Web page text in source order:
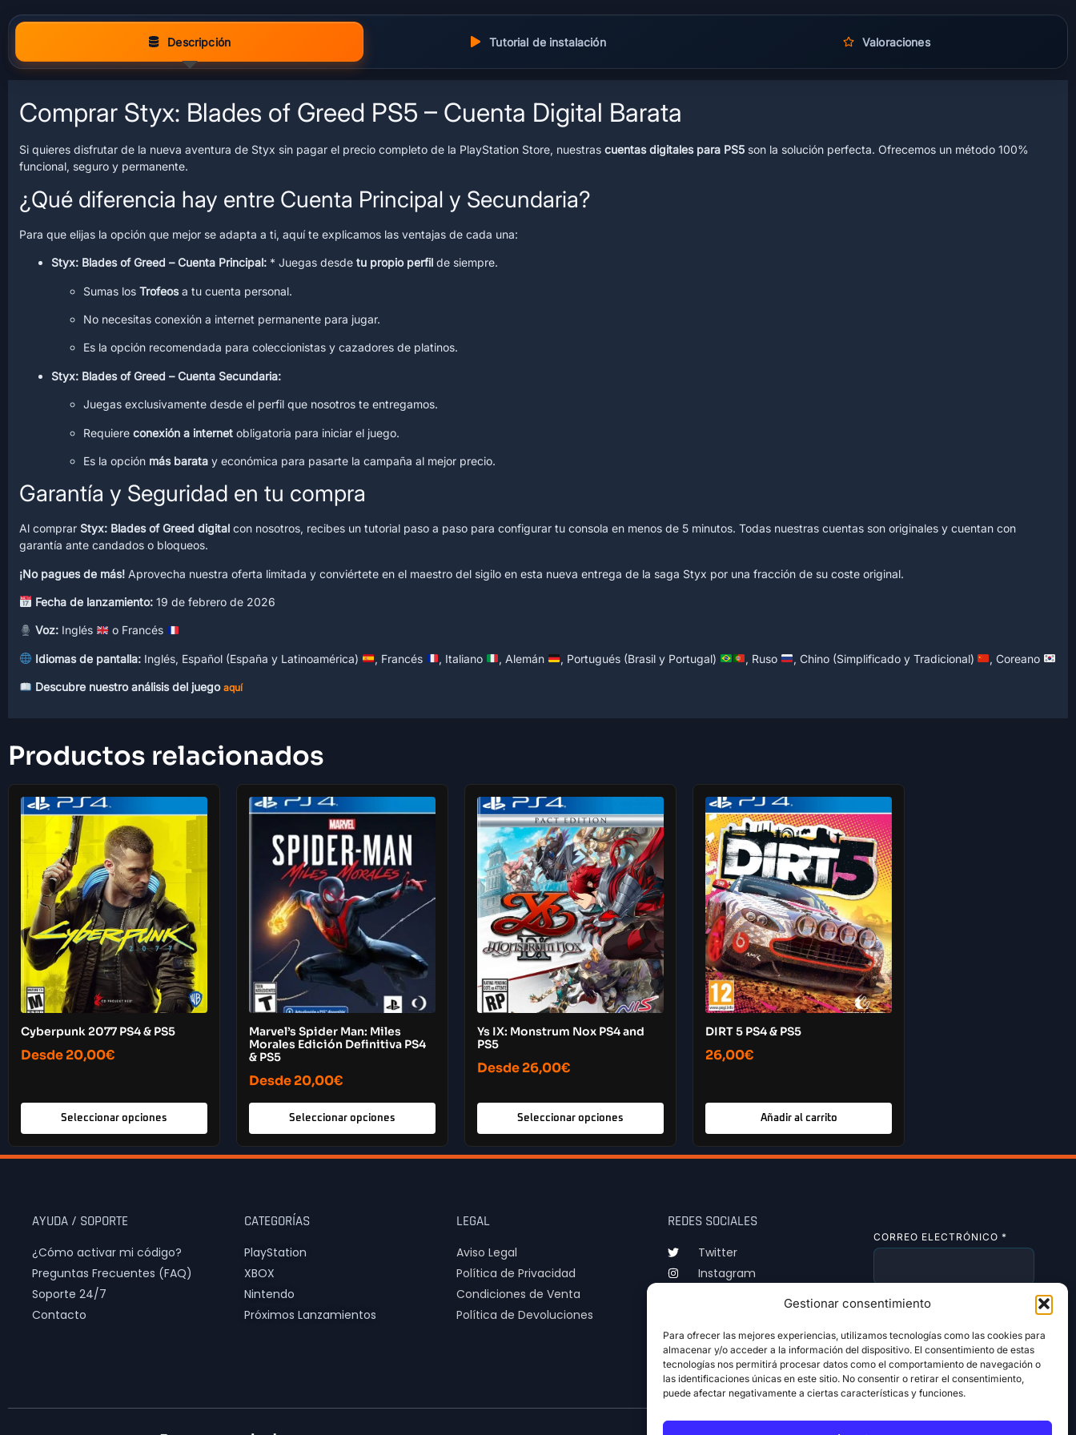
Gestionar consentimiento
Para ofrecer las mejores experiencias, utilizamos tecnologías como las cookies para
almacenar y/o acceder a la información del dispositivo. El consentimiento de estas
tecnologías nos permitirá procesar datos como el comportamiento de navegación o
las identificaciones únicas en este sitio. No consentir o retirar el consentimiento,
puede afectar negativamente a ciertas características y funciones.
Descripción Tutorial de instalación Valoraciones
Comprar Styx: Blades of Greed PS5 – Cuenta Digital Barata
Si quieres disfrutar de la nueva aventura de Styx sin pagar el precio completo de la PlayStation Store, nuestras cuentas digitales para PS5 son la solución perfecta. Ofrecemos un método 100%
funcional, seguro y permanente.
¿Qué diferencia hay entre Cuenta Principal y Secundaria?
Para que elijas la opción que mejor se adapta a ti, aquí te explicamos las ventajas de cada una:
Styx: Blades of Greed – Cuenta Principal: * Juegas desde tu propio perfil de siempre.
Sumas los Trofeosa tu cuenta personal.
No necesitas conexión a internet permanente para jugar.
Es la opción recomendada para coleccionistas y cazadores de platinos.
Styx: Blades of Greed – Cuenta Secundaria:
Juegas exclusivamente desde el perfil que nosotros te entregamos.
Requiere conexión a internet obligatoria para iniciar el juego.
Es la opción más barata y económica para pasarte la campaña al mejor precio.
Garantía y Seguridad en tu compra
Al comprar Styx: Blades of Greed digital con nosotros, recibes un tutorial paso a paso para configurar tu consola en menos de 5 minutos. Todas nuestras cuentas son originales y cuentan con
garantía ante candados o bloqueos.
¡No pagues de más! Aprovecha nuestra oferta limitada y conviértete en el maestro del sigilo en esta nueva entrega de la saga Styx por una fracción de su coste original.
Fecha de lanzamiento:19 de febrero de 2026
Voz:Inglés o Francés
Idiomas de pantalla:Inglés, Español (España y Latinoamérica) , Francés , Italiano , Alemán , Portugués (Brasil y Portugal) , Ruso , Chino (Simplificado y Tradicional) , Coreano
Descubre nuestro análisis del juego aquí
Productos relacionados
Cyberpunk 2077 PS4 & PS5
Desde20,00€
Seleccionar opciones
Marvel’s Spider Man: Miles
Morales Edición Definitiva PS4
& PS5
Desde20,00€
Seleccionar opciones
Ys IX: Monstrum Nox PS4 and
PS5
Desde26,00€
Seleccionar opciones
DIRT 5 PS4 & PS5
26,00€
Añadir al carrito
AYUDA / SOPORTE
¿Cómo activar mi código?
Preguntas Frecuentes (FAQ)
Soporte 24/7
Contacto
CATEGORÍAS
PlayStation
XBOX
Nintendo
Próximos Lanzamientos
LEGAL
Aviso Legal
Política de Privacidad
Condiciones de Venta
Política de Devoluciones
REDES SOCIALES
Twitter
Instagram
CORREO ELECTRÓNICO*
SUSCRIBIRSE